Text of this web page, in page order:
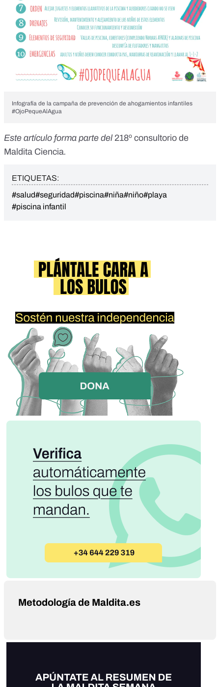
Infografía de la campaña de prevención de ahogamientos infantiles
#OjoPequeAlAgua
Este artículo forma parte del 218º consultorio de
Maldita Ciencia.
ETIQUETAS:
#salud#seguridad#piscina#niña#niño#playa
#piscina infantil
Metodología de Maldita.es